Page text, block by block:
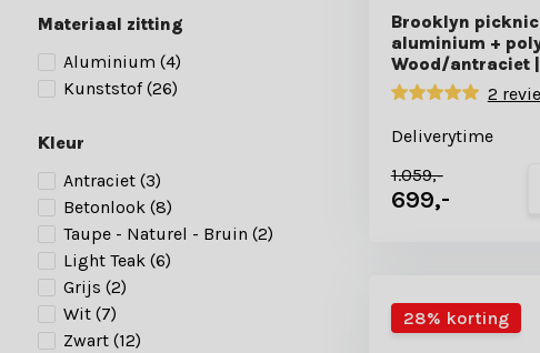
Materiaal zitting
Aluminium (4)
Kunststof(26)
Kleur
Antraciet (3)
Betonlook (8)
Taupe - Naturel - Bruin (2)
Light Teak (6)
Grijs (2)
Wit (7)
Zwart (12)
Brooklyn
aluminium +
Wood/antraciet
2
Deliverytime
1.059,-
699,-
28% korting